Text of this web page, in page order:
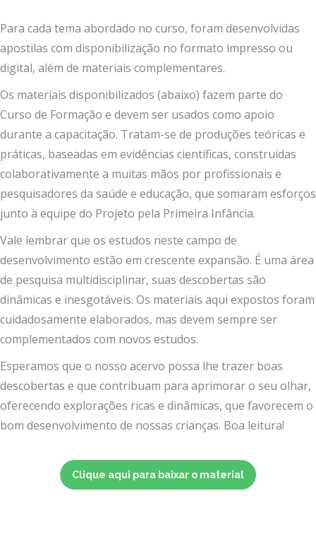
Para cada tema abordado no curso, foram desenvolvidas
apostilas com disponibilização no formato impresso ou
digital, além de materiais complementares.
Os materiais disponibilizados (abaixo) fazem parte do
Curso de Formação e devem ser usados como apoio
durante a capacitação. Tratam-se de produções teóricas e
práticas, baseadas em evidências científicas, construídas
colaborativamente a muitas mãos por profissionais e
pesquisadores da saúde e educação, que somaram esforços
junto à equipe do Projeto pela Primeira Infância.
Vale lembrar que os estudos neste campo de
desenvolvimento estão em crescente expansão. É uma área
de pesquisa multidisciplinar, suas descobertas são
dinâmicas e inesgotáveis. Os materiais aqui expostos foram
cuidadosamente elaborados, mas devem sempre ser
complementados com novos estudos.
Esperamos que o nosso acervo possa lhe trazer boas
descobertas e que contribuam para aprimorar o seu olhar,
oferecendo explorações ricas e dinâmicas, que favorecem o
bom desenvolvimento de nossas crianças. Boa leitura!
Clique aqui para baixar o material